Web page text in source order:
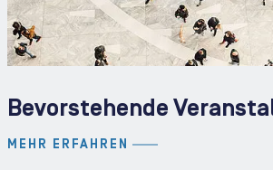
Bevorstehende
MEHR ERFAHREN